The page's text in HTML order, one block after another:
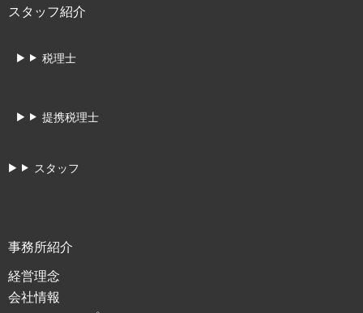
スタッフ紹介
税理士
提携税理士
スタッフ
事務所紹介
経営理念
会社情報